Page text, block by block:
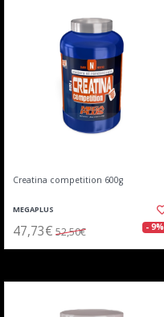
Creatina competition 600g
MEGAPLUS
47,73€ 52,50€ - 9%